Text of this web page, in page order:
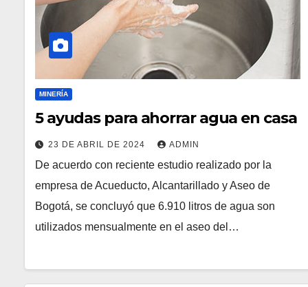
MINERÍA
5 ayudas para ahorrar agua en casa
23 DE ABRIL DE 2024 ADMIN
De acuerdo con reciente estudio realizado por la
empresa de Acueducto, Alcantarillado y Aseo de
Bogotá, se concluyó que 6.910 litros de agua son
utilizados mensualmente en el aseo del…